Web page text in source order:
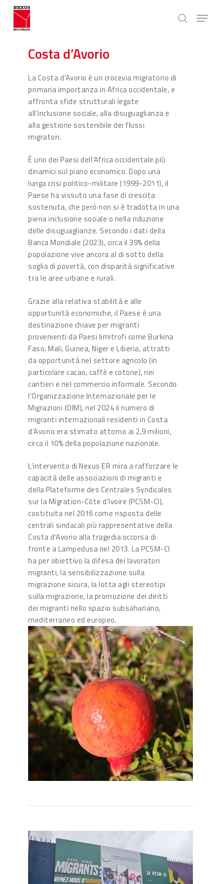
Skip
main
search
Menu
Costa d’Avorio
La Costa d’Avorio è un crocevia migratorio di
primaria importanza in Africa occidentale, e
affronta sfide strutturali legate
all’inclusione sociale, alla disuguaglianza e
alla gestione sostenibile dei flussi
migratori.
È uno dei Paesi dell’Africa occidentale più
dinamici sul piano economico. Dopo una
lunga crisi politico-militare (1999-2011), il
Paese ha vissuto una fase di crescita
sostenuta, che però non si è tradotta in una
piena inclusione sociale o nella riduzione
delle disuguaglianze. Secondo i dati della
Banca Mondiale (2023), circa il 39% della
popolazione vive ancora al di sotto della
soglia di povertà, con disparità significative
tra le aree urbane e rurali.
Grazie alla relativa stabilità e alle
opportunità economiche, il Paese è una
destinazione chiave per migranti
provenienti da Paesi limitrofi come Burkina
Faso, Mali, Guinea, Niger e Liberia, attratti
da opportunità nel settore agricolo (in
particolare cacao, caffè e cotone), nei
cantieri e nel commercio informale. Secondo
l’Organizzazione Internazionale per le
Migrazioni (OIM), nel 2024 il numero di
migranti internazionali residenti in Costa
d’Avorio era stimato attorno ai 2,9 milioni,
circa il 10% della popolazione nazionale.
L’intervento di Nexus ER mira a rafforzare le
capacità delle associazioni di migranti e
della Plateforme des Centrales Syndicales
sur la Migration-Côte d’Ivoire (PCSM-CI),
costituita nel 2016 come risposta delle
centrali sindacali più rappresentative della
Costa d’Avorio alla tragedia occorsa di
fronte a Lampedusa nel 2013. La PCSM-CI
ha per obiettivo la difesa dei lavoratori
migranti, la sensibilizzazione sulla
migrazione sicura, la lotta agli stereotipi
sulla migrazione, la promozione dei diritti
dei migranti nello spazio subsahariano,
mediterraneo ed europeo.